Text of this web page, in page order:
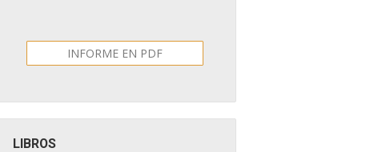
INFORME EN PDF
LIBROS